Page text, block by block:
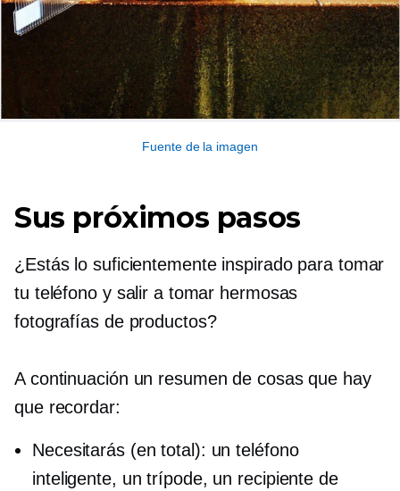
Fuente de la imagen
Sus próximos pasos
¿Estás lo suficientemente inspirado para tomar
tu teléfono y salir a tomar hermosas
fotografías de productos?
A continuación un resumen de cosas que hay
que recordar:
Necesitarás (en total): un teléfono
inteligente, un trípode, un recipiente de